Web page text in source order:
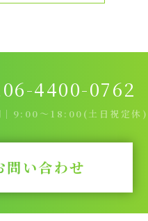
06-4400-0762
｜9:00～18:00(土日祝定休)
問い合わせ